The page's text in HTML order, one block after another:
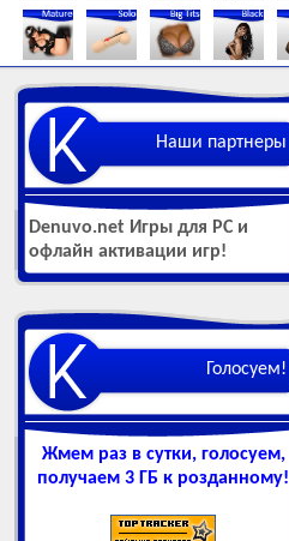
Наши партнеры
Denuvo.net Игры для РС и
офлайн активации игр!
Голосуем!
Жмем раз в сутки, голосуем,
получаем 3 ГБ к розданному!